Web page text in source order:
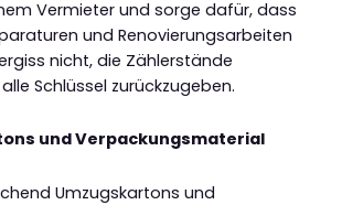
Vermieter und sorge dafür, dass
und Renovierungsarbeiten
nicht, die Zählerstände
Schlüssel zurückzugeben.
und Verpackungsmaterial
Umzugskartons und